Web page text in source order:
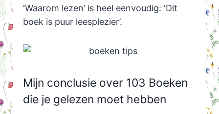
‘Waarom lezen’ is heel eenvoudig: ‘Dit
boek is puur leesplezier’.
Mijn conclusie over 103 Boeken
die je gelezen moet hebben